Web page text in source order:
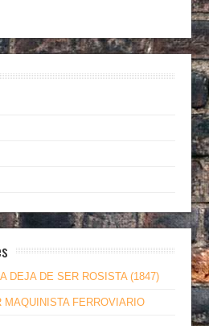
DEJA DE SER ROSISTA (1847)
MAQUINISTA FERROVIARIO